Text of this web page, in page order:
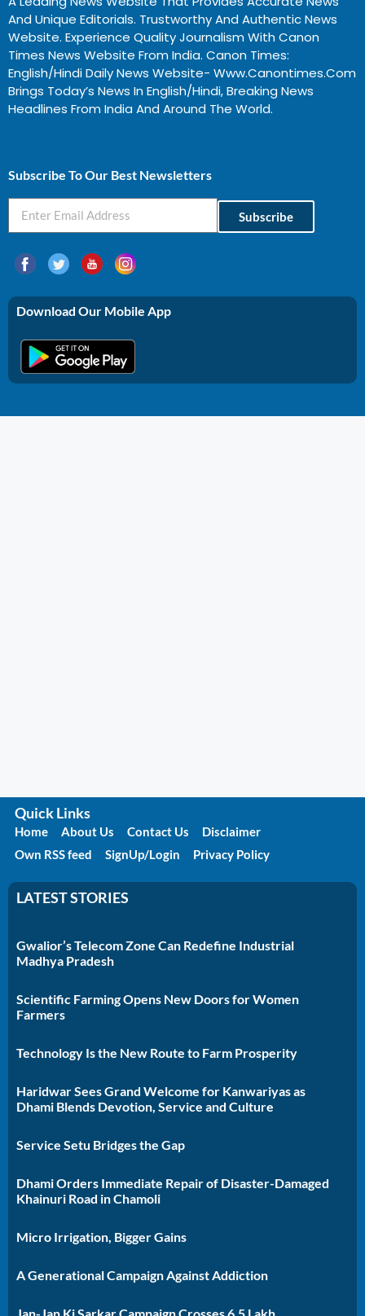
And Unique Editorials. Trustworthy And Authentic News
Website. Experience Quality Journalism With Canon
Times News Website From India. Canon Times:
English/Hindi Daily News Website- Www.canontimes.com
Brings Today’s News In English/Hindi, Breaking News
Headlines From India And Around The World.
Subscribe To Our Best Newsletters
Subscribe
Download Our Mobile App
Quick Links
Home About Us Contact Us
Disclaimer
Own RSS feed
SignUp/Login Privacy Policy
LATEST STORIES
Gwalior’s Telecom Zone Can Redefine Industrial
Madhya Pradesh
Scientific Farming Opens New Doors for Women
Farmers
Technology Is the New Route to Farm Prosperity
Haridwar Sees Grand Welcome for Kanwariyas as
Dhami Blends Devotion, Service and Culture
Service Setu Bridges the Gap
Dhami Orders Immediate Repair of Disaster-Damaged
Khainuri Road in Chamoli
Micro Irrigation, Bigger Gains
A Generational Campaign Against Addiction